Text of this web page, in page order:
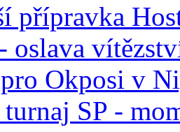
přípravka
oslava
Okposi v
SP -